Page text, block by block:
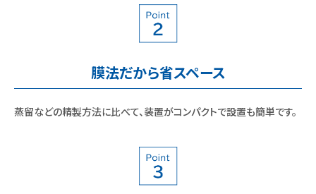
膜法だから省スペース
蒸留などの精製方法に比べて、装置がコンパクトで設置も簡単です。